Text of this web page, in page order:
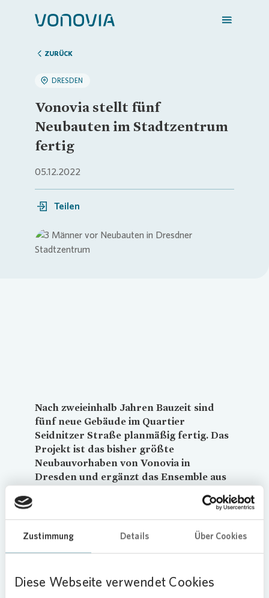
Zustimmung Details Über Cookies
Diese Webseite verwendet Cookies
Zuhause finden
Mein Zuhause
Meine Stadt
ZURÜCK
DRESDEN
Vonovia stellt fünf
Neubauten im Stadtzentrum
fertig
05.12.2022
Teilen
Nach zweieinhalb Jahren Bauzeit sind
fünf neue Gebäude im Quartier
Seidnitzer Straße planmäßig fertig. Das
Projekt ist das bisher größte
Neubauvorhaben von Vonovia in
Dresden und ergänzt das Ensemble aus
„Wir haben einen breiten Wohnungsmix
geschaffen, von 2-Raum-Wohnungen mit 40 qm
bis zu familienfreundlichen 5-Raum-Wohnungen
Fertigstellung hoch. Im Februar 2022 sind die